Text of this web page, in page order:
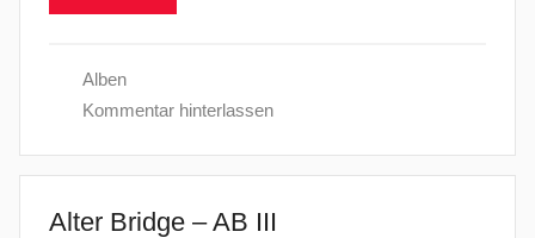
Alben
Kommentar hinterlassen
Alter Bridge – AB III